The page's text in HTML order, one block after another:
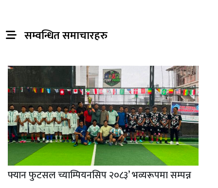
सम्वन्धित समाचारहरु
फ्यान फुटसल च्याम्पियनसिप २०८३’ भव्यरूपमा सम्पन्न